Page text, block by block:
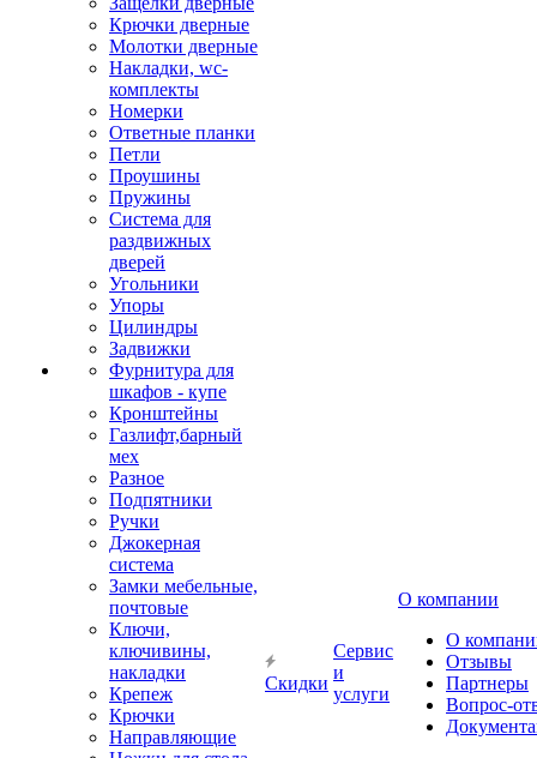
Крючки дверные
Молотки дверные
Накладки, wc-
комплекты
Номерки
Ответные планки
Петли
Проушины
Пружины
Система для
раздвижных
дверей
Угольники
Упоры
Цилиндры
Задвижки
Фурнитура для
шкафов - купе
Кронштейны
Газлифт,барный
мех
Разное
Подпятники
Ручки
Джокерная
система
Замки мебельные,
почтовые
Ключи,
ключивины,
накладки
Крепеж
Крючки
Направляющие
Скидки
Сервис
и
услуги
О компании
О
Отзывы
Партнеры
Вопрос-